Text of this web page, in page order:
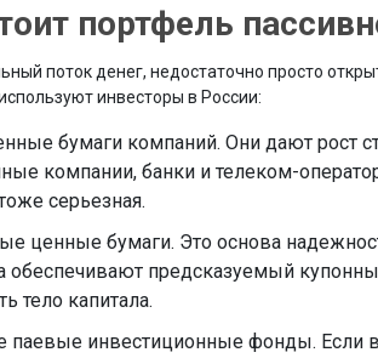
портфель
поток денег, недостаточно просто
инвесторы в России:
бумаги компаний. Они дают рост
компании, банки и телеком-
серьезная.
ценные бумаги. Это основа
обеспечивают предсказуемый
тело капитала.
паевые инвестиционные фонды. Если